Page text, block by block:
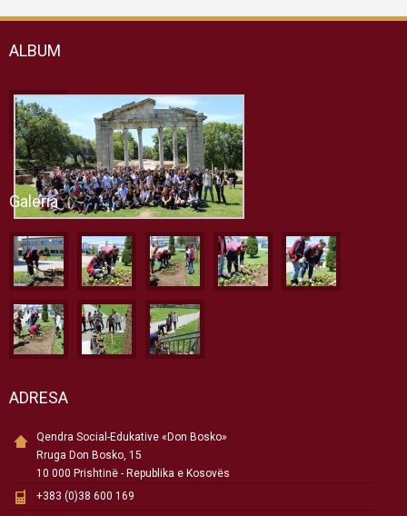
ALBUM
Galeria
ADRESA
Qendra Social-Edukative «Don Bosko»
Rruga Don Bosko, 15
10 000 Prishtinë - Republika e Kosovës
+383 (0)38 600 169